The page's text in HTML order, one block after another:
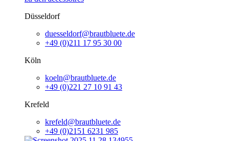
Düsseldorf
duesseldorf@brautbluete.de
+49 (0)211 17 95 30 00
Köln
koeln@brautbluete.de
+49 (0)221 27 10 91 43
Krefeld
krefeld@brautbluete.de
+49 (0)2151 6231 985